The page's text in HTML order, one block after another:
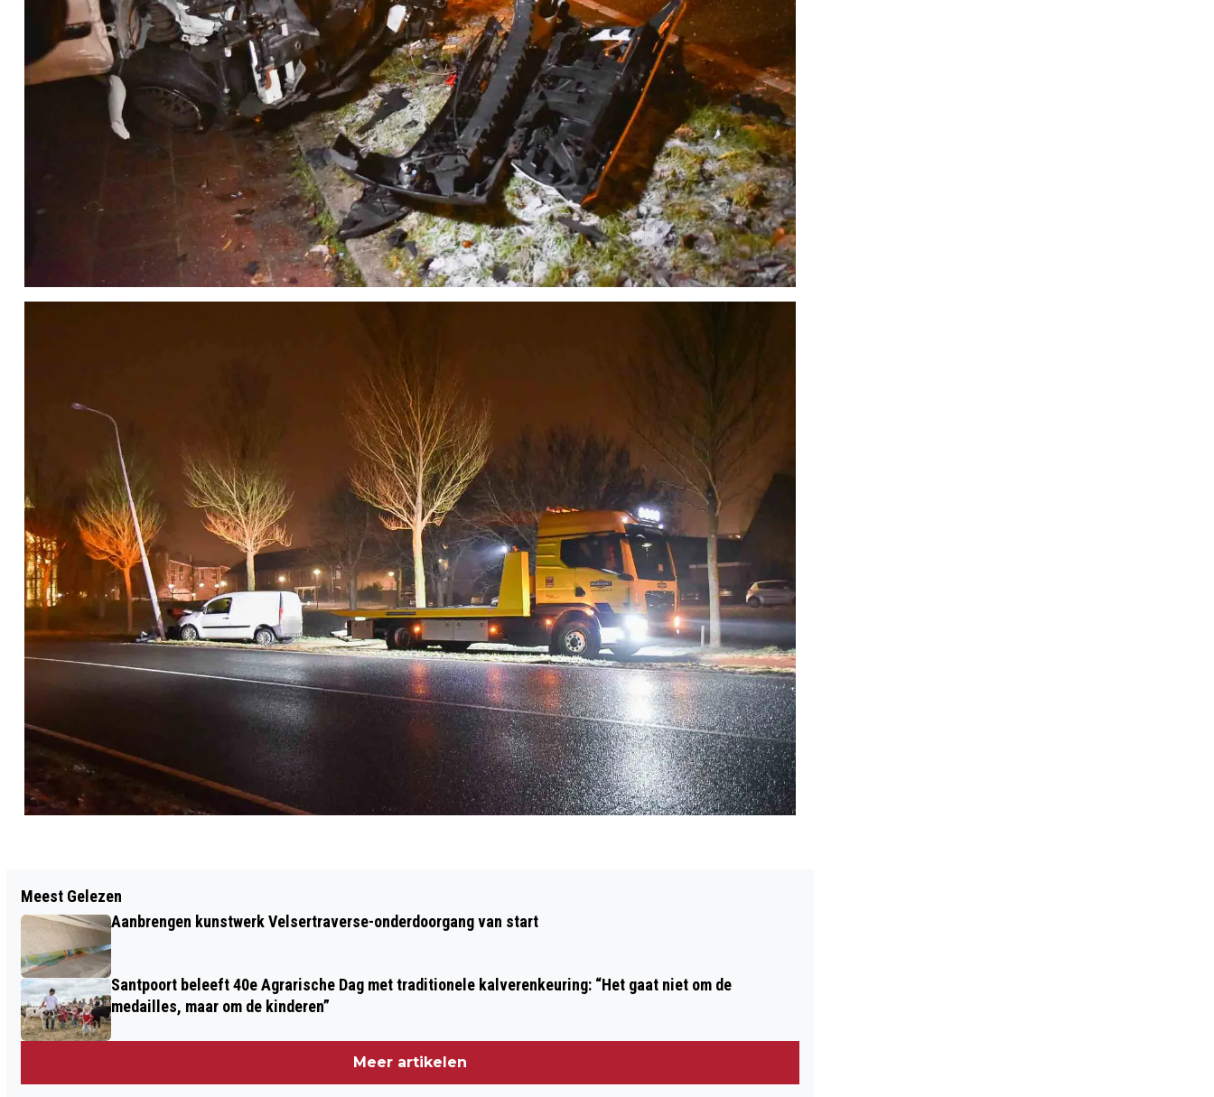
VIJVER EN FONTEIN MOENSPLEIN IN
ERE HERSTELD
CODE ORANJE IN HET HELE LAND
Meest Gelezen
Aanbrengen kunstwerk Velsertraverse-onderdoorgang van start
Santpoort beleeft 40e Agrarische Dag met traditionele kalverenkeuring: “Het gaat niet om de
medailles, maar om de kinderen”
Meer artikelen